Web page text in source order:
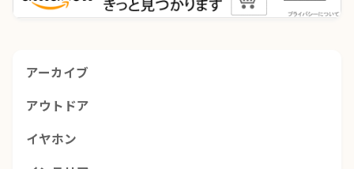
アーカイブ
アウトドア
イヤホン